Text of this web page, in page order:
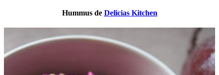
Hummus de Delicias Kitchen